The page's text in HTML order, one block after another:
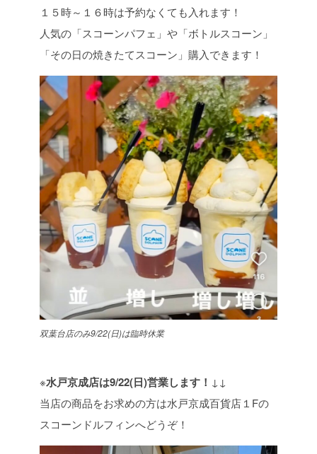
１５時～１６時は予約なくても入れます！
人気の「スコーンパフェ」や「ボトルスコーン」
「その日の焼きたてスコーン」購入できます！
双葉台店のみ9/22(日)は臨時休業
※水戸京成店は9/22(日)営業します！ ↓↓
当店の商品をお求めの方は水戸京成百貨店１Fの
スコーンドルフィンへどうぞ！